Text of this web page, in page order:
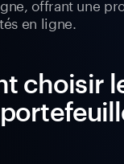
offrant une
en ligne.
choisir